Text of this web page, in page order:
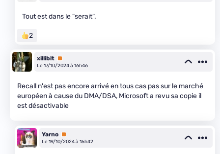
Tout est dans le "serait".
2
xillibit Premium
Le 17/10/2024 à 16h46
Recall n'est pas encore arrivé en tous cas pas sur le marché
européen à cause du DMA/DSA, Microsoft a revu sa copie il
est désactivable
Yarno Premium
Le 19/10/2024 à 15h42